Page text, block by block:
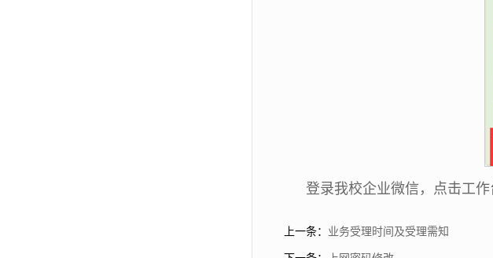
登录我校企业微信，点击工
上一条： 业务受理时间及受理需知